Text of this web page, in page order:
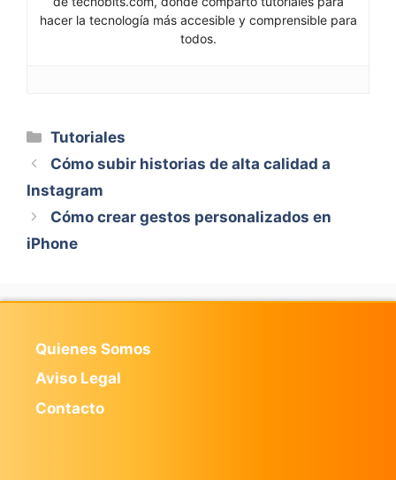
hacer la tecnología más accesible y comprensible para
todos.
Categorías
Tutoriales
Cómo subir historias de alta calidad a
Instagram
Cómo crear gestos personalizados en
iPhone
Quienes Somos
Aviso Legal
Contacto